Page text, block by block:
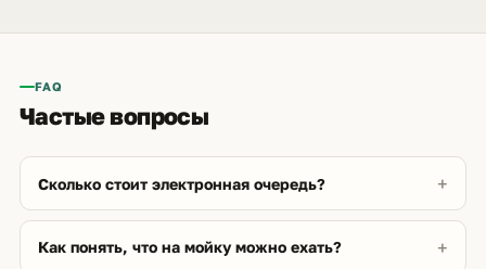
FAQ
Частые вопросы
Сколько стоит электронная очередь?
Как понять, что на мойку можно ехать?